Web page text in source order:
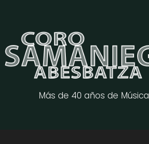
Más de 40 años de Música